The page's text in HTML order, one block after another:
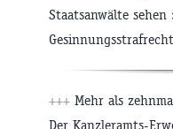
Staatsanwälte
+++ Mehr als
Der Kanzleramts-